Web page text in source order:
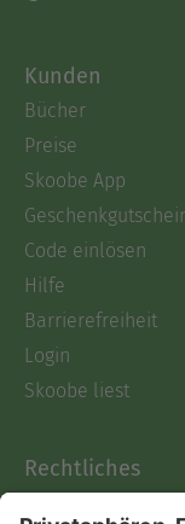
Kunden
Bücher
Preise
Skoobe App
Code einlösen
Hilfe
Barrierefreiheit
Login
Skoobe liest
Rechtliches